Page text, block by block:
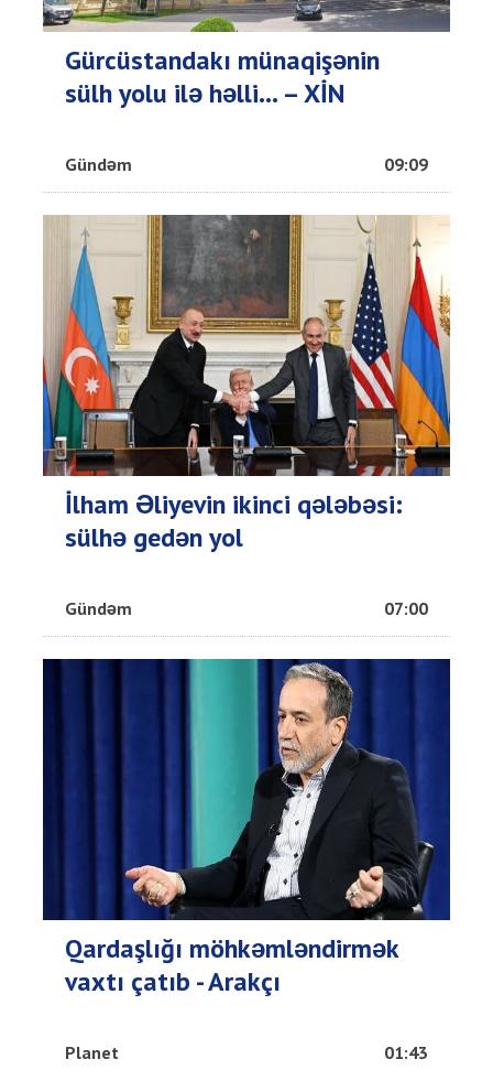
Gürcüstandakı münaqişənin
sülh yolu ilə həlli... – XİN
Gündəm 09:09
İlham Əliyevin ikinci qələbəsi:
sülhə gedən yol
Gündəm 07:00
Qardaşlığı möhkəmləndirmək
vaxtı çatıb - Arakçı
Planet 01:43